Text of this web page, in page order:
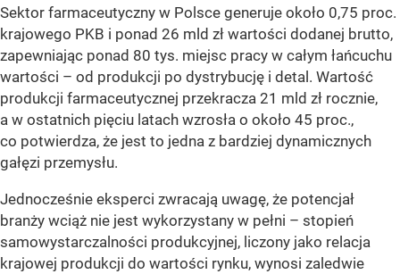
Sektor farmaceutyczny w Polsce generuje około 0,75 proc.
krajowego PKB i ponad 26 mld zł wartości dodanej brutto,
zapewniając ponad 80 tys. miejsc pracy w całym łańcuchu
wartości – od produkcji po dystrybucję i detal. Wartość
produkcji farmaceutycznej przekracza 21 mld zł rocznie,
a w ostatnich pięciu latach wzrosła o około 45 proc.,
co potwierdza, że jest to jedna z bardziej dynamicznych
gałęzi przemysłu.
Jednocześnie eksperci zwracają uwagę, że potencjał
branży wciąż nie jest wykorzystany w pełni – stopień
samowystarczalności produkcyjnej, liczony jako relacja
krajowej produkcji do wartości rynku, wynosi zaledwie